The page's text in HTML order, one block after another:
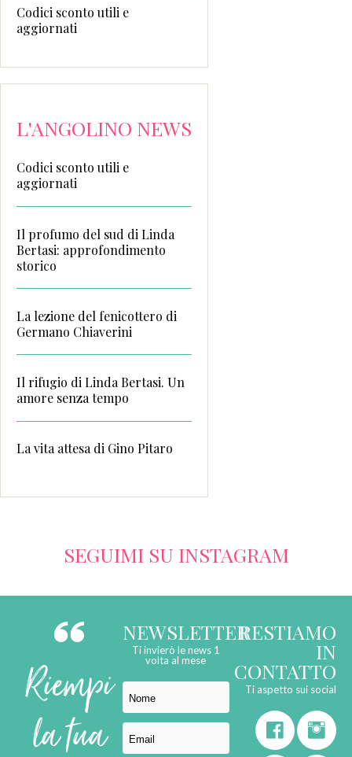
Codici sconto utili e
aggiornati
L'ANGOLINO NEWS
Codici sconto utili e
aggiornati
Il profumo del sud di Linda
Bertasi: approfondimento
storico
La lezione del fenicottero di
Germano Chiaverini
Il rifugio di Linda Bertasi. Un
amore senza tempo
La vita attesa di Gino Pitaro
SEGUIMI SU INSTAGRAM
Riempi
la tua
NEWSLETTER
Ti invierò le news 1
volta al mese
RESTIAMO
IN
CONTATTO
Ti aspetto sui social